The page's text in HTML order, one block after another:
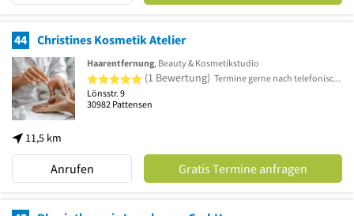
44 Christines Kosmetik Atelier
11,5 km
Haarentfernung, Beauty & Kosmetikstudio
5 von 5 Sternen
(1 Bewertung)
Termine gerne nach telefonischer Vereinbarung
Lönsstr. 9
30982 Pattensen
Anrufen Gratis Termine anfragen